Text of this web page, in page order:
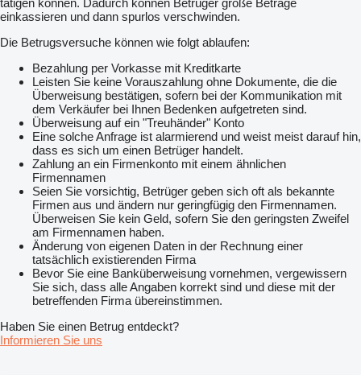
tätigen können. Dadurch können Betrüger große Beträge
einkassieren und dann spurlos verschwinden.
Die Betrugsversuche können wie folgt ablaufen:
Bezahlung per Vorkasse mit Kreditkarte
Leisten Sie keine Vorauszahlung ohne Dokumente, die die
Überweisung bestätigen, sofern bei der Kommunikation mit
dem Verkäufer bei Ihnen Bedenken aufgetreten sind.
Überweisung auf ein "Treuhänder" Konto
Eine solche Anfrage ist alarmierend und weist meist darauf hin,
dass es sich um einen Betrüger handelt.
Zahlung an ein Firmenkonto mit einem ähnlichen
Firmennamen
Seien Sie vorsichtig, Betrüger geben sich oft als bekannte
Firmen aus und ändern nur geringfügig den Firmennamen.
Überweisen Sie kein Geld, sofern Sie den geringsten Zweifel
am Firmennamen haben.
Änderung von eigenen Daten in der Rechnung einer
tatsächlich existierenden Firma
Bevor Sie eine Banküberweisung vornehmen, vergewissern
Sie sich, dass alle Angaben korrekt sind und diese mit der
betreffenden Firma übereinstimmen.
Haben Sie einen Betrug entdeckt?
Informieren Sie uns